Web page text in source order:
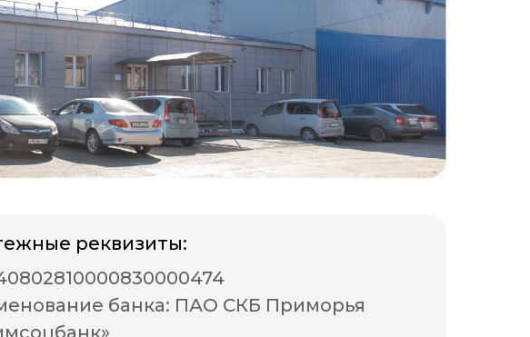
реквизиты:
банка: ПАО СКБ Приморья